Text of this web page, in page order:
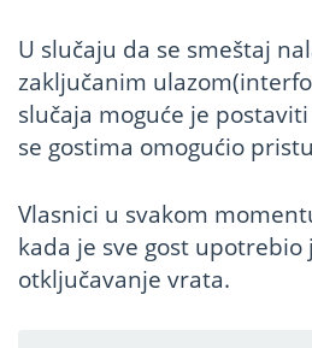
U slučaju da se smeštaj
zaključanim
slučaja moguće je
se gostima omogućio
Vlasnici u svakom
kada je sve gost upotrebio
otključavanje vrata.